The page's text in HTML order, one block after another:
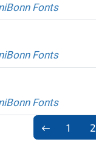
Fonts
Fonts
Fonts
1 2